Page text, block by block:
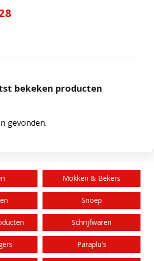
bekeken producten
gevonden.
Mokken & Bekers
Snoep
Schrijfwaren
Paraplu's